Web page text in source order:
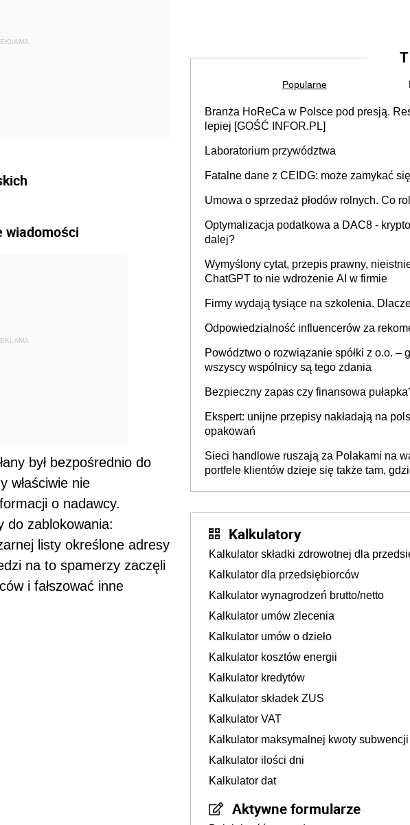
wiadomości
był bezpośrednio do
właściwie nie
o nadawcy.
do zablokowania:
listy określone adresy
na to spamerzy zaczęli
i fałszować inne
Popularne
Branża HoReCa w Polsce pod presją.
lepiej [GOŚĆ INFOR.PL]
Laboratorium przywództwa
Fatalne dane z CEIDG: może zamykać
Umowa o sprzedaż płodów rolnych. Co
Optymalizacja podatkowa a DAC8 -
dalej?
Wymyślony cytat, przepis prawny,
ChatGPT to nie wdrożenie AI w firmie
Firmy wydają tysiące na szkolenia.
Odpowiedzialność influencerów za
Powództwo o rozwiązanie spółki z o.o. –
wszyscy wspólnicy są tego zdania
Bezpieczny zapas czy finansowa
Ekspert: unijne przepisy nakładają na
opakowań
Sieci handlowe ruszają za Polakami na
portfele klientów dzieje się także tam,
Kalkulatory
Kalkulator składki zdrowotnej dla
Kalkulator dla przedsiębiorców
Kalkulator wynagrodzeń brutto/netto
Kalkulator umów zlecenia
Kalkulator umów o dzieło
Kalkulator kosztów energii
Kalkulator kredytów
Kalkulator składek ZUS
Kalkulator VAT
Kalkulator maksymalnej kwoty
Kalkulator ilości dni
Kalkulator dat
Aktywne formularze